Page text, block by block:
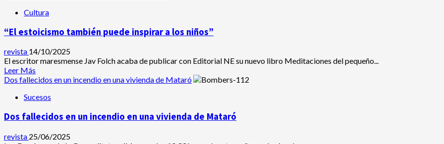
Cultura
“El estoicismo también puede inspirar a los niños”
revista 14/10/2025
El escritor maresmense Jav Folch acaba de publicar con Editorial NE su nuevo libro Meditaciones del pequeño...
Leer Más
más
de
estoicismo
puede
Dos fallecidos en un incendio en una vivienda de Mataró
Sucesos
Dos fallecidos en un incendio en una vivienda de Mataró
revista 25/06/2025